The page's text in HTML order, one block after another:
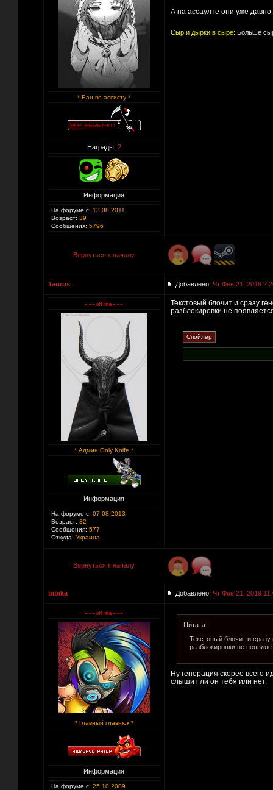
* Бан по ассисту *
Награды: 2
Информация
На форуме с: 13.08.2011
Возраст: 39
Сообщения: 5796
А на ассаулте они уже
Сыр и дырки в сыре: Больше
Вернуться к началу
Taurus Добавлено: Чт Фев 21, 2019
* Админ Only Knife *
Информация
На форуме с: 07.08.2013
Возраст: 32
Сообщения: 577
Откуда: Украина
Текстовый блочит и сразу
разблокировки не
Вернуться к началу
bibika Добавлено: Чт Фев 21, 2019
* Главный главнюк *
Информация
На форуме с: 25.10.2009
Цитата:
Текстовый блочит и сразу
разблокировки не
Ну генерация скорее всего
слышит ли он тебя или нет.